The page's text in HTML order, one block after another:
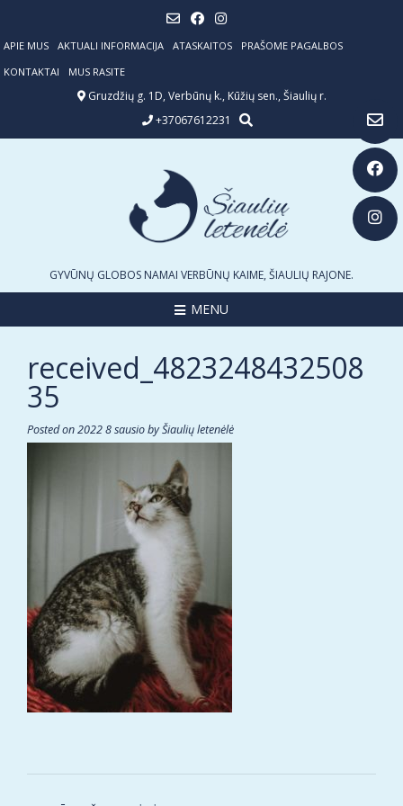
content
APIE MUS AKTUALI INFORMACIJA ATASKAITOS
PRAŠOME PAGALBOS
KONTAKTAI
MUS RASITE
Gruzdžių g. 1D, Verbūnų k., Kūžių sen., Šiaulių r.
+37067612231
GYVŪNŲ GLOBOS NAMAI VERBŪNŲ KAIME, ŠIAULIŲ RAJONE.
MENU
received_4823248432508
35
Posted on2022 8 sausiobyŠiaulių letenėlė